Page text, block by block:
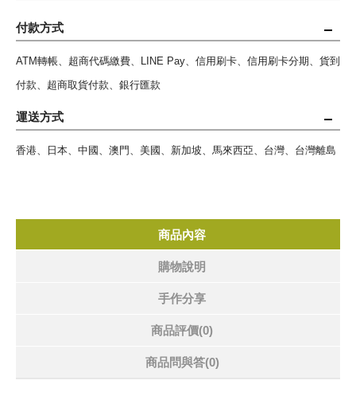
付款方式
ATM轉帳、超商代碼繳費、LINE Pay、信用刷卡、信用刷卡分期、貨到
付款、超商取貨付款、銀行匯款
運送方式
香港、日本、中國、澳門、美國、新加坡、馬來西亞、台灣、台灣離島
商品內容
購物說明
手作分享
商品評價(0)
商品問與答(0)